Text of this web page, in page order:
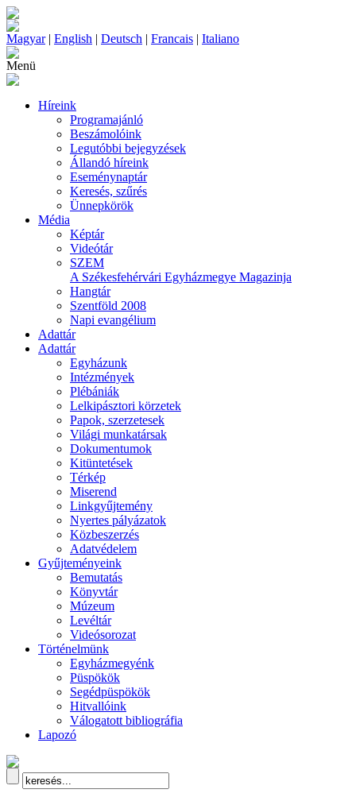
Magyar| English | Deutsch | Francais | Italiano
Menü
Híreink
Programajánló
Beszámolóink
Legutóbbi bejegyzések
Állandó híreink
Eseménynaptár
Keresés, szűrés
Ünnepkörök
Média
Képtár
Videótár
SZEM
A Székesfehérvári Egyházmegye Magazinja
Hangtár
Szentföld 2008
Napi evangélium
Adattár
Adattár
Egyházunk
Intézmények
Plébániák
Lelkipásztori körzetek
Papok, szerzetesek
Világi munkatársak
Dokumentumok
Kitüntetések
Térkép
Miserend
Linkgyűjtemény
Nyertes pályázatok
Közbeszerzés
Adatvédelem
Gyűjteményeink
Bemutatás
Könyvtár
Múzeum
Levéltár
Videósorozat
Történelmünk
Egyházmegyénk
Püspökök
Segédpüspökök
Hitvallóink
Válogatott bibliográfia
Lapozó